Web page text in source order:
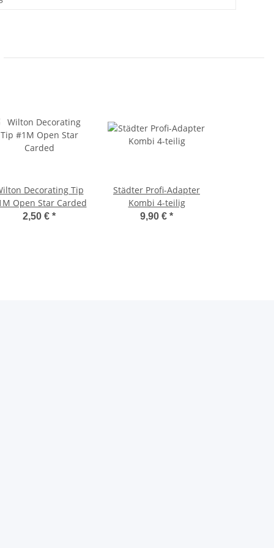
Decorating Tip
Open Star Carded
2,50 € *
Städter Profi-Adapter
Kombi 4-teilig
9,90 € *